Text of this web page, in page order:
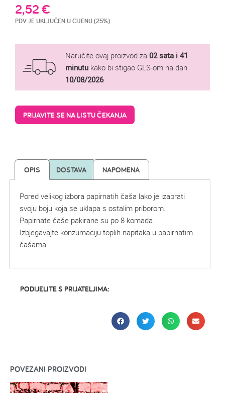
2,52€
PDV JE UKLJUČEN U CIJENU (25%)
Naručite ovaj proizvod za 02 sata i 41
minutu kako bi stigao GLS-om na dan
10/08/2026
PRIJAVITE SE NA LISTU ČEKANJA
OPIS DOSTAVA NAPOMENA
Pored velikog izbora papirnatih čaša lako je izabrati
svoju boju koja se uklapa s ostalim priborom.
Papirnate čaše pakirane su po 8 komada.
Izbjegavajte konzumaciju toplih napitaka u papirnatim
čašama.
PODIJELITE S PRIJATELJIMA:
POVEZANI PROIZVODI